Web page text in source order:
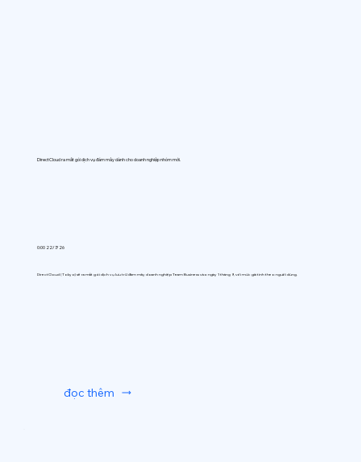
DirectCloud ra mắt gói dịch vụ đám mây dành cho doanh nghiệp nhóm mới.
0:00 22/7/26
DirectCloud (Tokyo) sẽ ra mắt gói dịch vụ lưu trữ đám mây doanh nghiệp Team Business vào ngày 1 tháng 9, với mức giá tính theo người dùng.
đọc thêm